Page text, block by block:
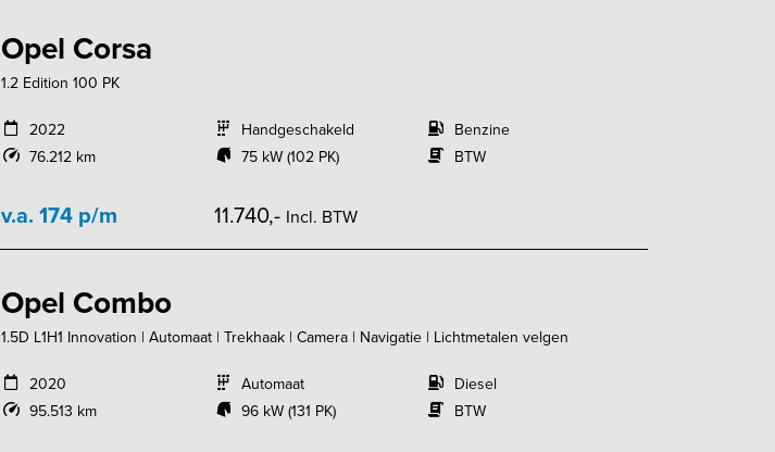
Opel Corsa
1.2 Edition 100 PK
2022
76.212 km
Handgeschakeld
75 kW (102 PK)
Benzine
BTW
v.a. 174 p/m 11.740,- Incl. BTW
Opel Combo
1.5D L1H1 Innovation | Automaat | Trekhaak | Camera | Navigatie | Lichtmetalen velgen
2020
95.513 km
Automaat
96 kW (131 PK)
Diesel
BTW